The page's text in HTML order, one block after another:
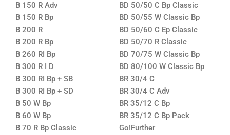
B 150 R Adv
B 150 R Bp
B 200 R
B 200 R Bp
B 260 RI Bp
B 300 R I D
B 300 RI Bp + SB
B 300 RI Bp + SD
B 50 W Bp
B 60 W Bp
B 70 R Bp Classic
BD 50/50 C Bp Classic
BD 50/55 W Classic Bp
BD 50/60 C Ep Classic
BD 50/70 R Classic
BD 70/75 W Classic Bp
BD 80/100 W Classic Bp
BR 30/4 C
BR 30/4 C Adv
BR 35/12 C Bp
BR 35/12 C Bp Pack
Go!Further